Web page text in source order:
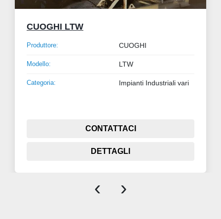
CUOGHI LTW
Produttore: CUOGHI
Modello: LTW
Categoria: Impianti Industriali vari
CONTATTACI
DETTAGLI
‹ ›